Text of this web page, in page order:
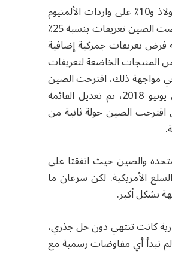
وبحلول مارس 2018، فرضت الولايات المتحدة تعريفة بنسبة 25٪ على واردات الفولاذ و10٪ على واردات الألمنيوم
من معظم الدول، باستثناء بعض الدول مثل الأرجنتين وأستراليا. وردًا على ذلك، فرضت الصين تعريفات بنسبة 25٪
فرض تعريفات جمركية إضافية
عن لائحة جديدة من المنتجات الخاضعة لتعريفات
بقيمة 50 مليار دولار أمريكي. وفي مواجهة ذلك، اقترحت الصين
تطبيق تعريفات مشابهة على منتجات أمريكية أخرى بقيمة 50 مليار دولار. وفي يونيو 2018، تم تعديل القائمة
دولار أمريكي. في حين اقترحت الصين جولة ثانية من
بين الولايات المتحدة والصين حيث اتفقتا على
الأمريكية. لكن سرعان ما
بشكل أكبر.
كانت تنتهي دون حل جذري،
يونيو 2018، أكدت الصين أنها لم تبدأ أي مفاوضات رسمية مع